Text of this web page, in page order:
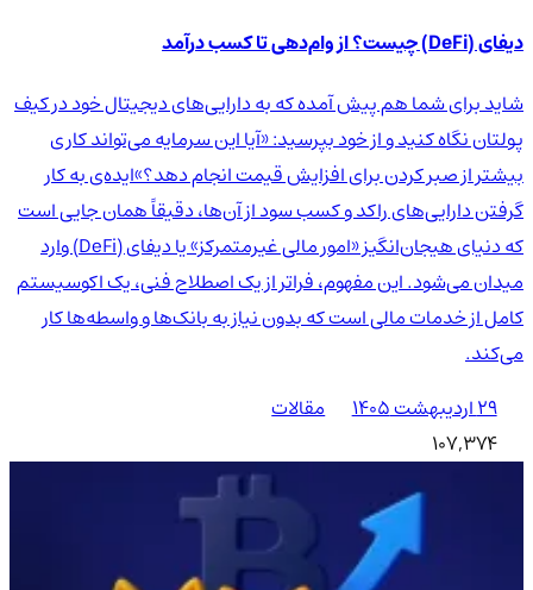
دیفای (DeFi) چیست؟ از وام‌دهی تا کسب درآمد
شاید برای شما هم پیش آمده که به دارایی‌های دیجیتال خود در کیف
پولتان نگاه کنید و از خود بپرسید: «آیا این سرمایه می‌تواند کاری
بیشتر از صبر کردن برای افزایش قیمت انجام دهد؟»ایده‌ی به کار
گرفتن دارایی‌های راکد و کسب سود از آن‌ها، دقیقاً همان جایی است
که دنیای هیجان‌انگیز «امور مالی غیرمتمرکز» یا دیفای (DeFi) وارد
میدان می‌شود. این مفهوم، فراتر از یک اصطلاح فنی، یک اکوسیستم
کامل از خدمات مالی است که بدون نیاز به بانک‌ها و واسطه‌ها کار
می‌کند.
۲۹ اردیبهشت ۱۴۰۵
مقالات
107,374